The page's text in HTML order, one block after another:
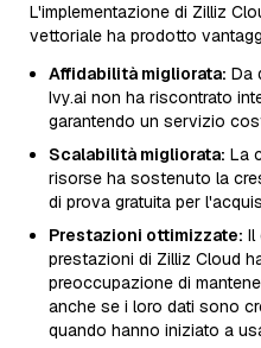
L'implementazione di Zilliz
vettoriale ha prodotto
Affidabilità migliorata: Da
Ivy.ai non ha riscontrato
garantendo un servizio
Scalabilità migliorata: La
risorse ha sostenuto la
di prova gratuita per
Prestazioni ottimizzate: Il
prestazioni di Zilliz Cloud
preoccupazione di
anche se i loro dati sono
quando hanno iniziato a